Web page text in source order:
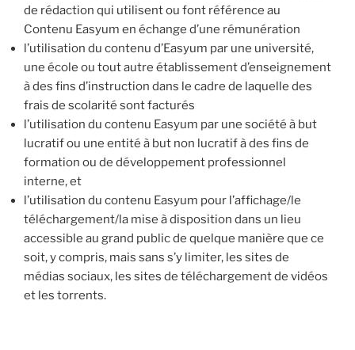
de rédaction qui utilisent ou font référence au
Contenu Easyum en échange d’une rémunération
l’utilisation du contenu d’Easyum par une université,
une école ou tout autre établissement d’enseignement
à des fins d’instruction dans le cadre de laquelle des
frais de scolarité sont facturés
l’utilisation du contenu Easyum par une société à but
lucratif ou une entité à but non lucratif à des fins de
formation ou de développement professionnel
interne, et
l’utilisation du contenu Easyum pour l’affichage/le
téléchargement/la mise à disposition dans un lieu
accessible au grand public de quelque manière que ce
soit, y compris, mais sans s’y limiter, les sites de
médias sociaux, les sites de téléchargement de vidéos
et les torrents.